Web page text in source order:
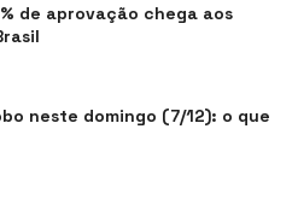
de aprovação chega aos
neste domingo (7/12): o que